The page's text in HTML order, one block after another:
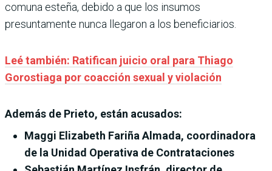
comuna esteña, debido a que los insumos
presuntamente nunca llegaron a los beneficiarios.
Leé también: Ratifican juicio oral para Thiago
Gorostiaga por coacción sexual y violación
Además de Prieto, están acusados:
Maggi Elizabeth Fariña Almada, coordinadora
de la Unidad Operativa de Contrataciones